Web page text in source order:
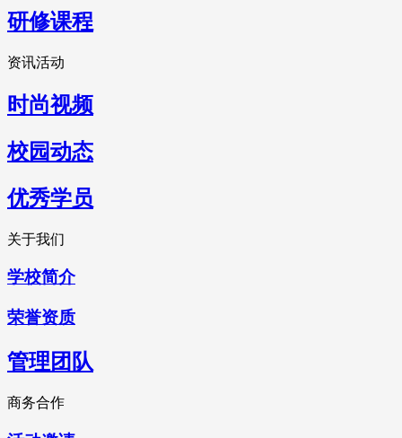
研修课程
资讯活动
时尚视频
校园动态
优秀学员
关于我们
学校简介
荣誉资质
管理团队
商务合作